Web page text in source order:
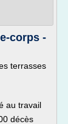
corps -
terrasses
au travail
décès